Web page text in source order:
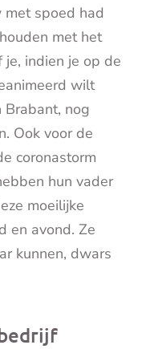
met spoed had
met het
je, indien je op de
wilt
Brabant, nog
Ook voor de
coronastorm
hun vader
moeilijke
en avond. Ze
kunnen, dwars